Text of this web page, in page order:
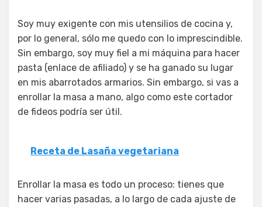
Soy muy exigente con mis utensilios de cocina y,
por lo general, sólo me quedo con lo imprescindible.
Sin embargo, soy muy fiel a mi máquina para hacer
pasta (enlace de afiliado) y se ha ganado su lugar
en mis abarrotados armarios. Sin embargo, si vas a
enrollar la masa a mano, algo como este cortador
de fideos podría ser útil.
Receta de Lasaña vegetariana
Enrollar la masa es todo un proceso: tienes que
hacer varias pasadas, a lo largo de cada ajuste de